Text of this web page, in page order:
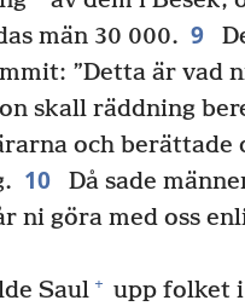
män 30 000. 9
”Detta är vad
skall räddning
och
10
Då sade
ni göra med oss
Saul + upp folket